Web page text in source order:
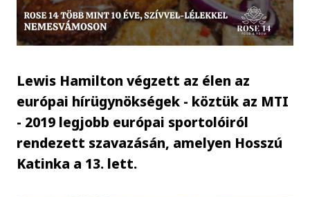
Lewis Hamilton végzett az élen az
európai hírügynökségek - köztük az MTI
- 2019 legjobb európai sportolóiról
rendezett szavazásán, amelyen Hosszú
Katinka a 13. lett.